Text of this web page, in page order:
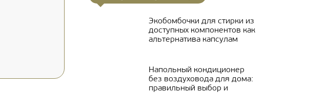
Экобомбочки для стирки из
доступных компонентов как
альтернатива капсулам
Напольный кондиционер
без воздуховода для дома:
правильный выбор и